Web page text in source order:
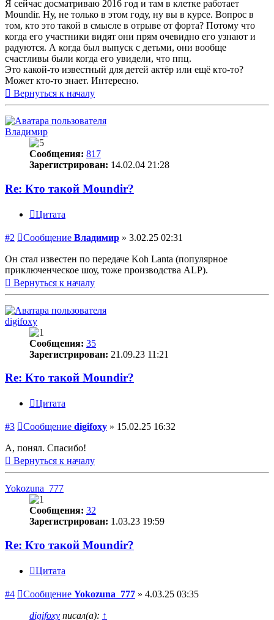
Я сейчас досматриваю 2016 год и там в клетке работает
Moundir. Ну, не только в этом году, ну вы в курсе. Вопрос в
том, кто это такой в смысле в отрыве от форта? Потому что
когда его участники видят они прям очевидно его узнают и
радуются. А когда был выпуск с детьми, они вообще
счастливы были когда его увидели, что ппц.
Это какой-то известный для детей актёр или ещё кто-то?
Может кто-то знает. Интересно.
Вернуться к началу
Владимир
Сообщения: 817
Зарегистрирован: 14.02.04 21:28
Re: Кто такой Moundir?
Цитата
#2 Сообщение Владимир » 3.02.25 02:31
Он стал известен по передачe Koh Lanta (популярное
приключенческое шоу, тоже производства ALP).
Вернуться к началу
digifoxy
Сообщения: 35
Зарегистрирован: 21.09.23 11:21
Re: Кто такой Moundir?
Цитата
#3 Сообщение digifoxy » 15.02.25 16:32
А, понял. Спасибо!
Вернуться к началу
Yokozuna_777
Сообщения: 32
Зарегистрирован: 1.03.23 19:59
Re: Кто такой Moundir?
Цитата
#4 Сообщение Yokozuna_777 » 4.03.25 03:35
digifoxy писал(а): ↑